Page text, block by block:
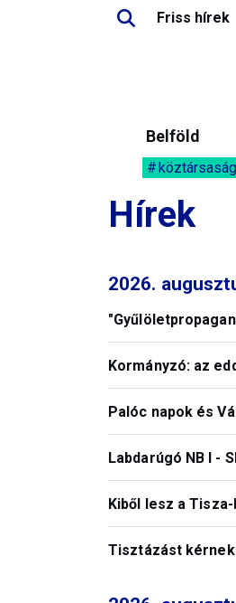
Friss hírek
Belföld
Hírek
2026.
Kormányzó: az
Palóc napok és
Labdarúgó NB I -
Kiből lesz a Tisza-
Tisztázást